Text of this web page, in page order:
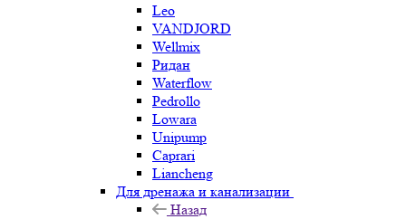
Leo
VANDJORD
Wellmix
Ридан
Waterflow
Pedrollo
Lowara
Unipump
Caprari
Liancheng
Для дренажа и канализации
Назад